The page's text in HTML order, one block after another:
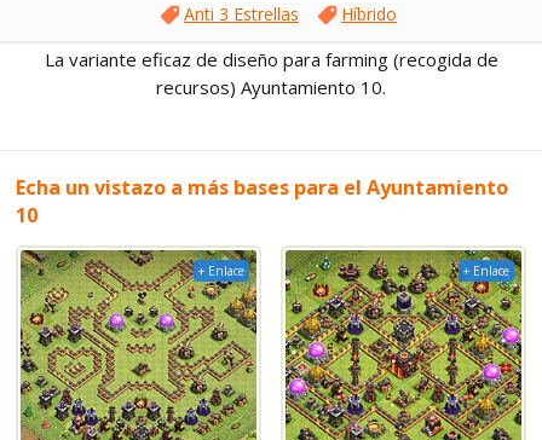
Anti 3 Estrellas Híbrido
La variante eficaz de diseño para farming (recogida de
recursos) Ayuntamiento 10.
Echa un vistazo a más bases para el Ayuntamiento
10
+ Enlace + Enlace